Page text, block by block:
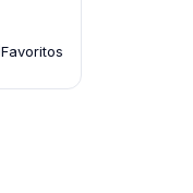
Favoritos